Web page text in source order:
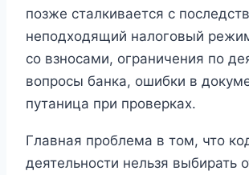
позже сталкивается с
неподходящий налоговый
со взносами, ограничения по
вопросы банка, ошибки в
путаница при проверках.
Главная проблема в том, что
деятельности нельзя выбирать